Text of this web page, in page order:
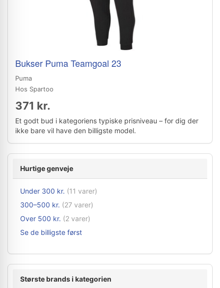
Bukser Puma Teamgoal 23
Puma
Hos Spartoo
371 kr.
Et godt bud i kategoriens typiske prisniveau – for dig der
ikke bare vil have den billigste model.
Hurtige genveje
Under 300 kr. (11 varer)
300–500 kr. (27 varer)
Over 500 kr. (2 varer)
Se de billigste først
Største brands i kategorien